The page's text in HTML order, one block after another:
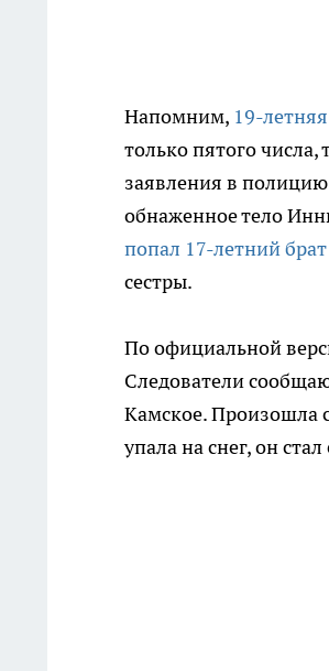
Напомним, 19-
только пятого числа,
заявления в
обнаженное тело
попал 17-летний
сестры.
По официальной
Следователи
Камское. Произошла
упала на снег, он